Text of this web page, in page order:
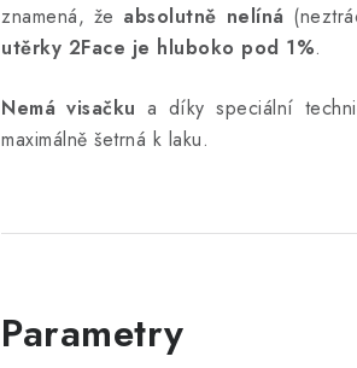
znamená, že absolutně nelíná
utěrky 2Face je hluboko pod 1%.
Nemá visačku a díky speciální
maximálně šetrná k laku.